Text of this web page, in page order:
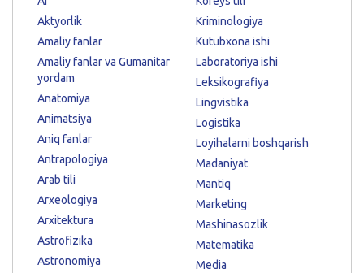
Aktyorlik
Amaliy fanlar
Amaliy fanlar va Gumanitar
yordam
Anatomiya
Animatsiya
Aniq fanlar
Antrapologiya
Arab tili
Arxeologiya
Arxitektura
Astrofizika
Astronomiya
Kriminologiya
Kutubxona ishi
Laboratoriya ishi
Leksikografiya
Lingvistika
Logistika
Loyihalarni boshqarish
Madaniyat
Mantiq
Marketing
Mashinasozlik
Matematika
Media